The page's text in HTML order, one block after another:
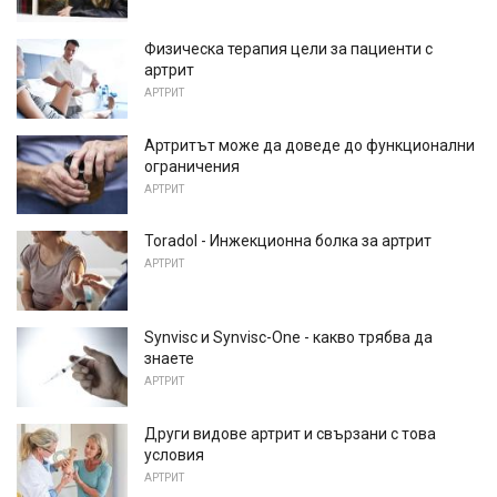
Физическа терапия цели за пациенти с
артрит
АРТРИТ
Артритът може да доведе до функционални
ограничения
АРТРИТ
Toradol - Инжекционна болка за артрит
АРТРИТ
Synvisc и Synvisc-One - какво трябва да
знаете
АРТРИТ
Други видове артрит и свързани с това
условия
АРТРИТ